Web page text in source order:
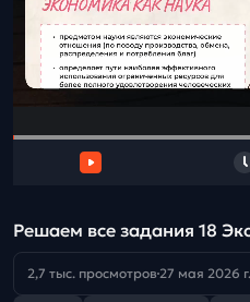
поддержка
и
Решаем все задания 18
2,7 тыс. просмотров 27 мая 2026